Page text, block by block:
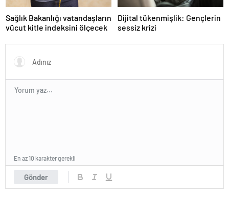
Sağlık Bakanlığı vatandaşların
vücut kitle indeksini ölçecek
Dijital tükenmişlik: Gençlerin
sessiz krizi
Gönder
En az 10 karakter gerekli